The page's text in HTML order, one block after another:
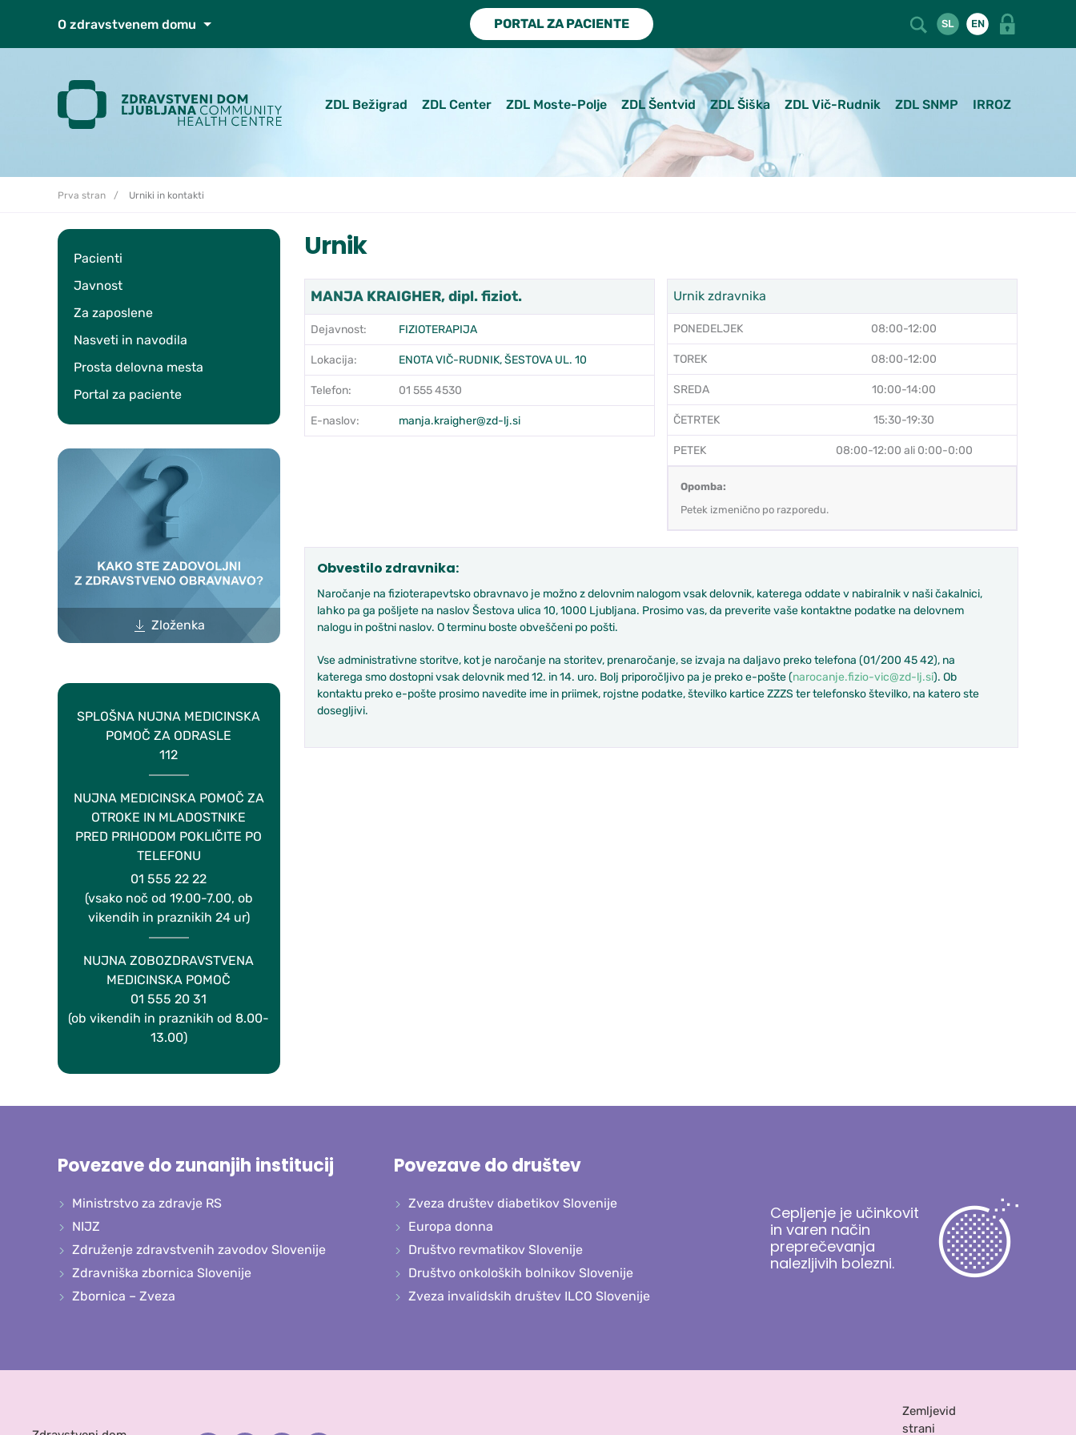
O zdravstvenem domu
PORTAL ZA PACIENTE SL EN
ZDL Bežigrad ZDL Center ZDL Moste-Polje ZDL Šentvid ZDL Šiška ZDL Vič-Rudnik ZDL SNMP IRROZ
Prva stran Urniki in kontakti
Pacienti
Javnost
Za zaposlene
Nasveti in navodila
Prosta delovna mesta
Portal za paciente
Zloženka
SPLOŠNA NUJNA MEDICINSKA
POMOČ ZA ODRASLE
112
NUJNA MEDICINSKA POMOČ ZA
OTROKE IN MLADOSTNIKE
PRED PRIHODOM POKLIČITE PO
TELEFONU
01 555 22 22
(vsako noč od 19.00-7.00, ob
vikendih in praznikih 24 ur)
NUJNA ZOBOZDRAVSTVENA
MEDICINSKA POMOČ
01 555 20 31
(ob vikendih in praznikih od 8.00-
13.00)
Urnik
MANJA KRAIGHER, dipl. fiziot.
Dejavnost: FIZIOTERAPIJA
Lokacija: ENOTA VIČ-RUDNIK, ŠESTOVA UL. 10
Telefon: 01 555 4530
E-naslov: manja.kraigher@zd-lj.si
Urnik zdravnika
PONEDELJEK 08:00-12:00
TOREK 08:00-12:00
SREDA 10:00-14:00
ČETRTEK 15:30-19:30
PETEK 08:00-12:00 ali 0:00-0:00
Opomba:
Petek izmenično po razporedu.
Obvestilo zdravnika:
Naročanje na fizioterapevtsko obravnavo je možno z delovnim nalogom vsak delovnik, katerega oddate v nabiralnik v naši čakalnici,
lahko pa ga pošljete na naslov Šestova ulica 10, 1000 Ljubljana. Prosimo vas, da preverite vaše kontaktne podatke na delovnem
nalogu in poštni naslov. O terminu boste obveščeni po pošti.
Vse administrativne storitve, kot je naročanje na storitev, prenaročanje, se izvaja na daljavo preko telefona (01/200 45 42), na
katerega smo dostopni vsak delovnik med 12. in 14. uro. Bolj priporočljivo pa je preko e-pošte (narocanje.fizio-vic@zd-lj.si). Ob
kontaktu preko e-pošte prosimo navedite ime in priimek, rojstne podatke, številko kartice ZZZS ter telefonsko številko, na katero ste
dosegljivi.
Povezave do zunanjih institucij
Ministrstvo za zdravje RS
NIJZ
Združenje zdravstvenih zavodov Slovenije
Zdravniška zbornica Slovenije
Zbornica – Zveza
Povezave do društev
Zveza društev diabetikov Slovenije
Europa donna
Društvo revmatikov Slovenije
Društvo onkoloških bolnikov Slovenije
Zveza invalidskih društev ILCO Slovenije
Cepljenje je učinkovit
in varen način
preprečevanja
nalezljivih bolezni.
Zemljevid
strani